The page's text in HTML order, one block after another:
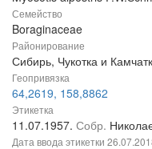
Семейство
Boraginaceae
Районирование
Сибирь, Чукотка и
Геопривязка
64,2619, 158,8862
Этикетка
11.07.1957. Собр.
Дата ввода этикетки